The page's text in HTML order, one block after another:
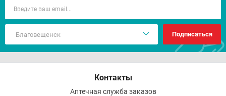
Подписаться
Контакты
Аптечная служба заказов